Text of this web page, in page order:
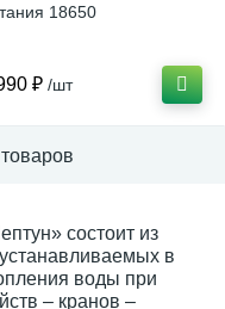
18650
₽ /шт
состоит из
в
воды при
– кранов –